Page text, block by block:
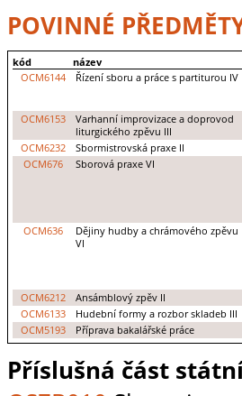
POVINNÉ
kód název
OCM6144
Řízení sboru a práce s partiturou IV
OCM6153
Varhanní improvizace a doprovod
liturgického zpěvu III
OCM6232 Sbormistrovská praxe II
OCM676
Sborová praxe VI
OCM636
Dějiny hudby a chrámového zpěvu
VI
OCM6212 Ansámblový zpěv II
OCM6133
Hudební formy a rozbor skladeb III
OCM5193
Příprava bakalářské práce
Příslušná část